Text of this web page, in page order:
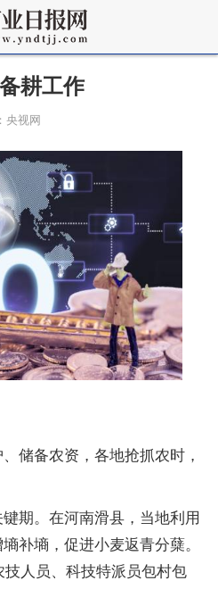
耕工作
央视网
储备农资，各地抢抓农时，
期。在河南滑县，当地利用
补墒，促进小麦返青分蘖。
人员、科技特派员包村包